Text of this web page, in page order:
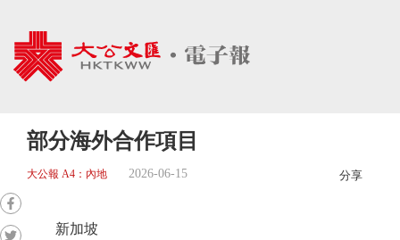
部分海外合作項目
大公報 A4：內地 2026-06-15 分享
新加坡